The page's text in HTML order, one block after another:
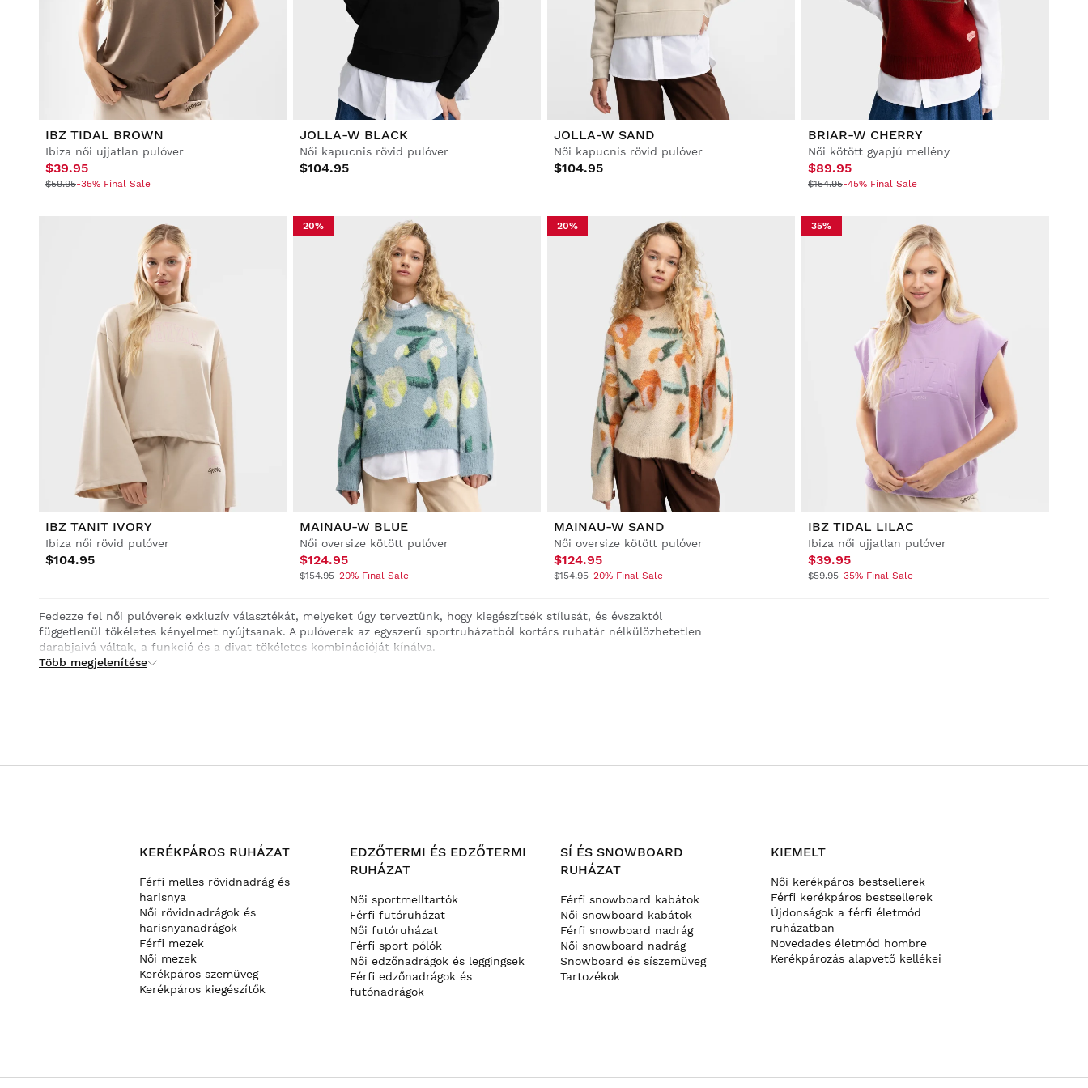
Életmód
Labdarúgás
Együttműködések
Életmód
Labdarúgás
Együttműködések
IBZ TIDAL BROWN
Ibiza női ujjatlan pulóver
$39.95
$59.95-35% Final Sale
JOLLA-W BLACK
Női kapucnis rövid pulóver
$104.95
JOLLA-W SAND
Női kapucnis rövid pulóver
$104.95
BRIAR-W CHERRY
Női kötött gyapjú mellény
$89.95
$154.95-45% Final Sale
IBZ TANIT IVORY
Ibiza női rövid pulóver
$104.95
20%
MAINAU-W BLUE
Női oversize kötött pulóver
$124.95
$154.95-20% Final Sale
20%
MAINAU-W SAND
Női oversize kötött pulóver
$124.95
$154.95-20% Final Sale
35%
IBZ TIDAL LILAC
Ibiza női ujjatlan pulóver
$39.95
$59.95-35% Final Sale
Fedezze fel női pulóverek exkluzív választékát, melyeket úgy terveztünk, hogy kiegészítsék stílusát, és évszaktól
függetlenül tökéletes kényelmet nyújtsanak. A pulóverek az egyszerű sportruházatból kortárs ruhatár nélkülözhetetlen
darabjaivá váltak, a funkció és a divat tökéletes kombinációját kínálva.
modellektől a karcsúbb, strukturáltabb opciókig, amelyeket kifinomultabb öltözékekbe is beilleszthetsz. A színek és
mindennapi viselethez ideális, a fizikai tevékenységekhez gyorsan száradó és lélegző tulajdonságokkal rendelkező
Merüljön el kollekciónkban, és találja meg az ideális pulóvert, amely elkíséri minden kalandjára, tökéletesen ötvözve a
stílust, a kényelmet és a praktikumot.
Több megjelenítése
KERÉKPÁROS RUHÁZAT
Férfi melles rövidnadrág és
harisnya
Női rövidnadrágok és
harisnyanadrágok
Férfi mezek
Női mezek
Kerékpáros szemüveg
Kerékpáros kiegészítők
EDZŐTERMI ÉS EDZŐTERMI
RUHÁZAT
Női sportmelltartók
Férfi futóruházat
Női futóruházat
Férfi sport pólók
Női edzőnadrágok és leggingsek
Férfi edzőnadrágok és
futónadrágok
SÍ ÉS SNOWBOARD
RUHÁZAT
Férfi snowboard kabátok
Női snowboard kabátok
Férfi snowboard nadrág
Női snowboard nadrág
Snowboard és síszemüveg
Tartozékok
KIEMELT
Női kerékpáros bestsellerek
Férfi kerékpáros bestsellerek
Újdonságok a férfi életmód
ruházatban
Novedades életmód hombre
Kerékpározás alapvető kellékei